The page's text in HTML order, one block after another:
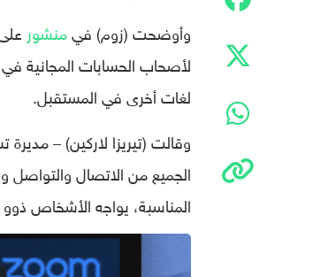
وأوضحت (زوم) فيمنشور
لأصحاب الحسابات المجانية
لغات أخرى في المستقبل.
وقالت (تيريزا لاركين) –
الجميع من الاتصال
المناسبة، يواجه الأشخاص